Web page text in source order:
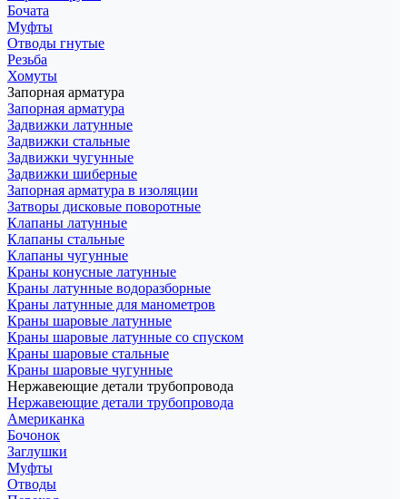
Бочата
Муфты
Отводы гнутые
Резьба
Хомуты
Запорная арматура
Запорная арматура
Задвижки латунные
Задвижки стальные
Задвижки чугунные
Задвижки шиберные
Запорная арматура в изоляции
Затворы дисковые поворотные
Клапаны латунные
Клапаны стальные
Клапаны чугунные
Краны конусные латунные
Краны латунные водоразборные
Краны латунные для манометров
Краны шаровые латунные
Краны шаровые латунные со спуском
Краны шаровые стальные
Краны шаровые чугунные
Нержавеющие детали трубопровода
Нержавеющие детали трубопровода
Американка
Бочонок
Заглушки
Муфты
Отводы